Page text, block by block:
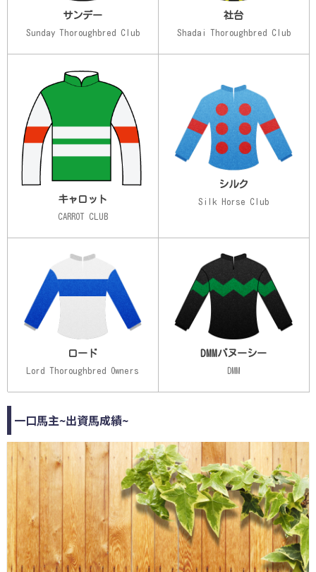
サンデー
Sunday Thoroughbred Club
社台
Shadai Thoroughbred Club
キャロット
CARROT CLUB
シルク
Silk Horse Club
ロード
Lord Thoroughbred Owners
DMMバヌーシー
DMM
一口馬主~出資馬成績~